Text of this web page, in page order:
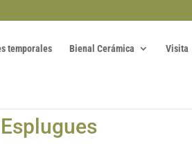
temporales Bienal Cerámica Visita